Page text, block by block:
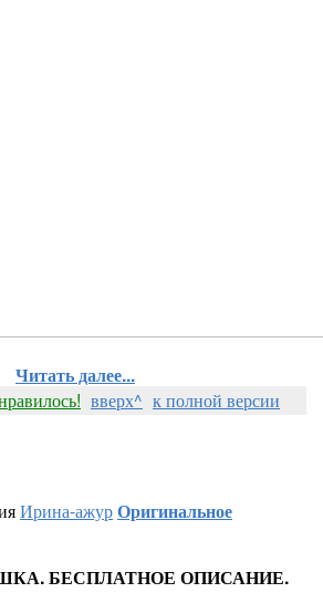
Читать далее...
вверх^ к полной версии
Ирина-ажурОригинальное
БЕСПЛАТНОЕ ОПИСАНИЕ.